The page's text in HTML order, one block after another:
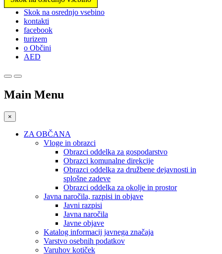
Prosimo,
upoštevajte:
spletno
mesto
vključuje
sistem
Skok na osrednjo vsebino
kontakti
facebook
turizem
o Občini
AED
Main Menu
×
ZA OBČANA
Vloge in obrazci
Obrazci oddelka za gospodarstvo
Obrazci komunalne direkcije
Obrazci oddelka za družbene dejavnosti in
splošne zadeve
Obrazci oddelka za okolje in prostor
Javna naročila, razpisi in objave
Javni razpisi
Javna naročila
Javne objave
Katalog informacij javnega značaja
Varstvo osebnih podatkov
Varuhov kotiček